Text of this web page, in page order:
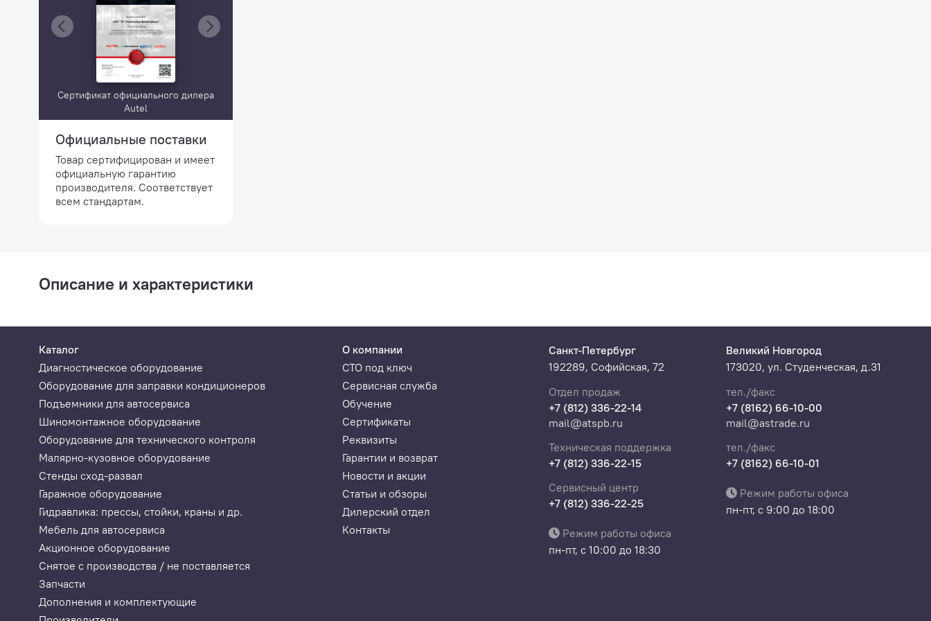
Сертификат официального дилера
Autel
Официальные поставки
Товар сертифицирован и имеет
официальную гарантию
производителя. Соответствует
всем стандартам.
Описание и характеристики
Каталог
Диагностическое оборудование
Оборудование для заправки кондиционеров
Подъемники для автосервиса
Шиномонтажное оборудование
Оборудование для технического контроля
Малярно-кузовное оборудование
Стенды сход-развал
Гаражное оборудование
Гидравлика: прессы, стойки, краны и др.
Мебель для автосервиса
Акционное оборудование
Снятое с производства / не поставляется
Запчасти
Дополнения и комплектующие
О компании
СТО под ключ
Сервисная служба
Обучение
Сертификаты
Реквизиты
Гарантии и возврат
Новости и акции
Статьи и обзоры
Дилерский отдел
Контакты
Санкт-Петербург
192289, Софийская, 72
Отдел продаж
+7 (812) 336-22-14
mail@atspb.ru
Техническая поддержка
+7 (812) 336-22-15
Сервисный центр
+7 (812) 336-22-25
Режим работы офиса
пн-пт, с 10:00 до 18:30
Великий Новгород
173020, ул. Студенческая, д.31
тел./факс
+7 (8162) 66-10-00
mail@astrade.ru
тел./факс
+7 (8162) 66-10-01
Режим работы офиса
пн-пт, с 9:00 до 18:00